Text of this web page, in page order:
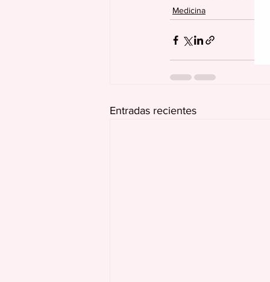
Medicina
Entradas recientes